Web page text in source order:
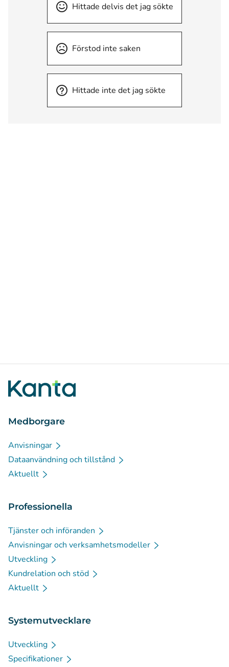
Hittade delvis det jag sökte
Förstod inte saken
Hittade inte det jag sökte
Medborgare
Anvisningar
Dataanvändning och tillstånd
Aktuellt
Professionella
Tjänster och införanden
Anvisningar och verksamhetsmodeller
Utveckling
Kundrelation och stöd
Aktuellt
Systemutvecklare
Utveckling
Specifikationer